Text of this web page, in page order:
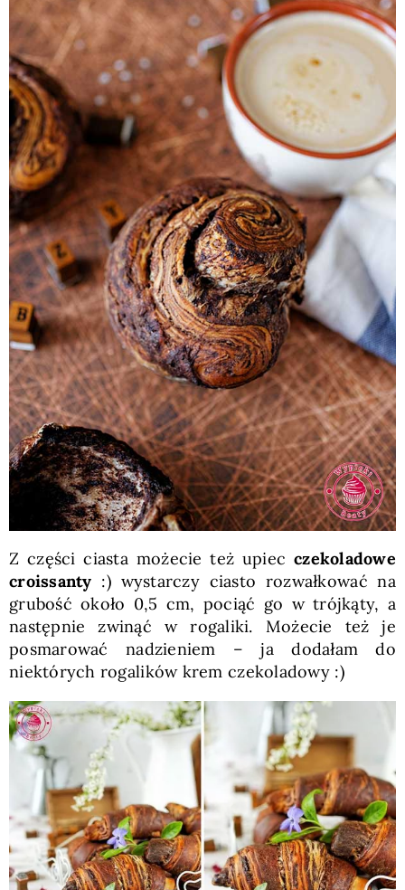
Z części ciasta możecie też upiecczekoladowe
croissanty :) wystarczy ciasto rozwałkować na
grubość około 0,5 cm, pociąć go w trójkąty, a
następnie zwinąć w rogaliki. Możecie też je
posmarować nadzieniem – ja dodałam do
niektórych rogalików krem czekoladowy :)